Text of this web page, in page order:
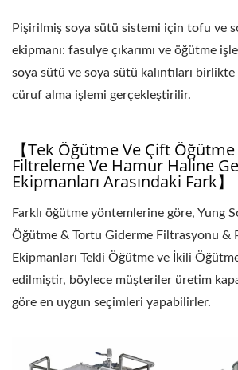
Pişirilmiş soya sütü sistemi için tofu ve
ekipmanı: fasulye çıkarımı ve öğütme
soya sütü ve soya sütü kalıntıları birlikte
cüruf alma işlemi gerçekleştirilir.
【Tek Öğütme Ve Çift
Filtreleme Ve Hamur Haline
Ekipmanları Arasındaki Fark】
Farklı öğütme yöntemlerine göre, Yung
Öğütme & Tortu Giderme Filtrasyonu &
Ekipmanları Tekli Öğütme ve İkili
edilmiştir, böylece müşteriler üretim
göre en uygun seçimleri yapabilirler.